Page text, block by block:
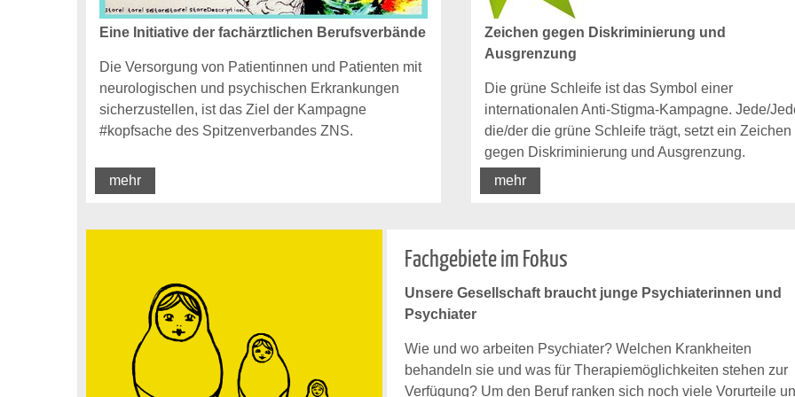
Eine Initiative der fachärztlichen Berufsverbände
Die Versorgung von Patientinnen und Patienten mit
neurologischen und psychischen Erkrankungen
sicherzustellen, ist das Ziel der Kampagne
#kopfsache des Spitzenverbandes ZNS.
mehr
Zeichen gegen Diskriminierung und
Ausgrenzung
Die grüne Schleife ist das Symbol einer
internationalen Anti-Stigma-Kampagne. Jede/
die/der die grüne Schleife trägt, setzt ein Zeichen
gegen Diskriminierung und Ausgrenzung.
mehr
Fachgebiete im Fokus
Unsere Gesellschaft braucht junge Psychiaterinnen und
Psychiater
Wie und wo arbeiten Psychiater? Welchen Krankheiten
behandeln sie und was für Therapiemöglichkeiten stehen zur
Verfügung? Um den Beruf ranken sich noch viele Vorurteile